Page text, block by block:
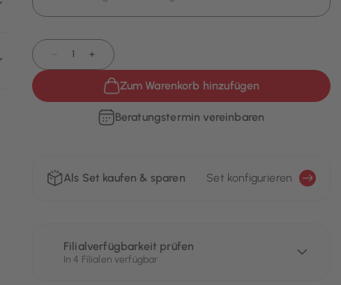
+
Zum Warenkorb hinzufügen
Beratungstermin vereinbaren
Als Set kaufen & sparen Set konfigurieren
Filialverfügbarkeit prüfen
In 4 Filialen verfügbar